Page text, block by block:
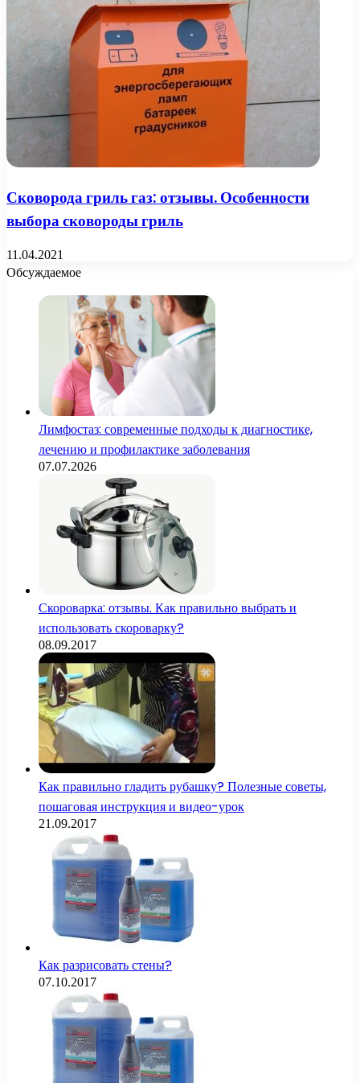
Сковорода гриль газ: отзывы. Особенности
выбора сковороды гриль
11.04.2021
Обсуждаемое
Лимфостаз: современные подходы к диагностике,
лечению и профилактике заболевания
07.07.2026
Скороварка: отзывы. Как правильно выбрать и
использовать скороварку?
08.09.2017
Как правильно гладить рубашку? Полезные советы,
пошаговая инструкция и видео-урок
21.09.2017
Как разрисовать стены?
07.10.2017